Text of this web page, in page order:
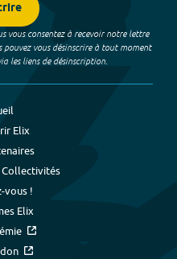
vous consentez à recevoir notre lettre
vous désinscrire à tout moment
les liens de désinscription.
Elix
Collectivités
vous !
Elix